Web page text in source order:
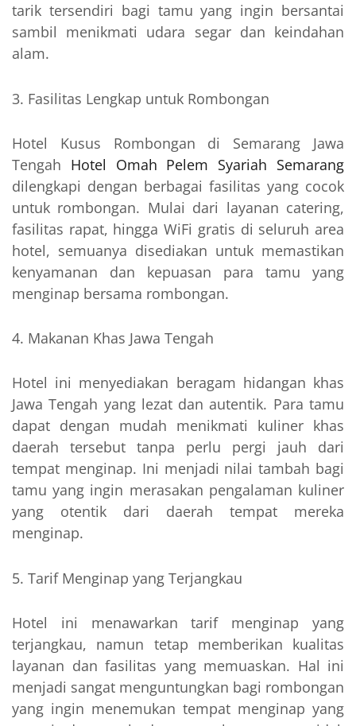
tarik tersendiri bagi tamu yang ingin bersantai
sambil menikmati udara segar dan keindahan
alam.
Fasilitas Lengkap untuk Rombongan
Hotel Kusus Rombongan di Semarang Jawa
Tengah Hotel Omah Pelem Syariah Semarang
dilengkapi dengan berbagai fasilitas yang cocok
untuk rombongan. Mulai dari layanan catering,
fasilitas rapat, hingga WiFi gratis di seluruh area
hotel, semuanya disediakan untuk memastikan
kenyamanan dan kepuasan para tamu yang
menginap bersama rombongan.
Makanan Khas Jawa Tengah
Hotel ini menyediakan beragam hidangan khas
Jawa Tengah yang lezat dan autentik. Para tamu
dapat dengan mudah menikmati kuliner khas
daerah tersebut tanpa perlu pergi jauh dari
tempat menginap. Ini menjadi nilai tambah bagi
tamu yang ingin merasakan pengalaman kuliner
yang otentik dari daerah tempat mereka
menginap.
Tarif Menginap yang Terjangkau
Hotel ini menawarkan tarif menginap yang
terjangkau, namun tetap memberikan kualitas
layanan dan fasilitas yang memuaskan. Hal ini
menjadi sangat menguntungkan bagi rombongan
yang ingin menemukan tempat menginap yang